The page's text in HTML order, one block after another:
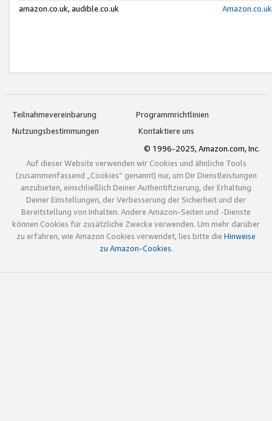
amazon.co.uk, audible.co.uk
Teilnahmevereinbarung
Programmrichtlinien
Nutzungsbestimmungen
Kontaktiere uns
© 1996-2025, Amazon.com, Inc.
Auf dieser Website verwenden wir Cookies und ähnliche Tools
(zusammenfassend „Cookies“ genannt) nur, um Dir Dienstleistungen
anzubieten, einschließlich Deiner Authentifizierung, der Erhaltung
Deiner Einstellungen, der Verbesserung der Sicherheit und der
Bereitstellung von Inhalten. Andere Amazon-Seiten und -Dienste
können Cookies für zusätzliche Zwecke verwenden. Um mehr darüber
zu erfahren, wie Amazon Cookies verwendet, lies bitte die Hinweise
zu Amazon-Cookies.